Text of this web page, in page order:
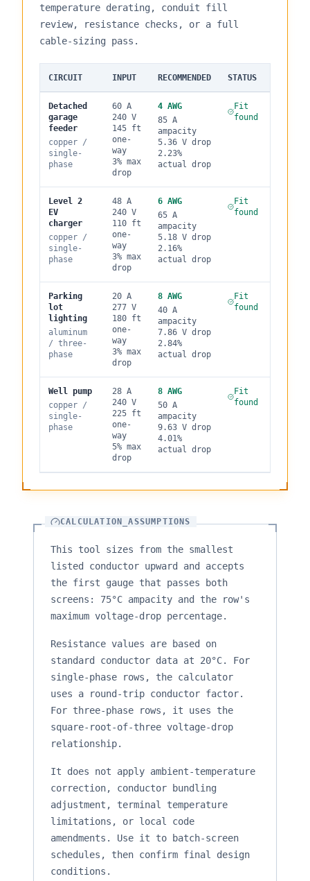
temperature derating, conduit fill
review, resistance checks, or a full
cable-sizing pass.
CIRCUIT INPUT RECOMMENDED STATUS
Detached
garage
feeder
copper /
single-
phase
60 A
240 V
145 ft
one-
way
3% max
drop
4 AWG
85 A
ampacity
5.36 V drop
2.23%
actual drop
Fit
found
Level 2
EV
charger
copper /
single-
phase
48 A
240 V
110 ft
one-
way
3% max
drop
6 AWG
65 A
ampacity
5.18 V drop
2.16%
actual drop
Fit
found
Parking
lot
lighting
aluminum
/ three-
phase
20 A
277 V
180 ft
one-
way
3% max
drop
8 AWG
40 A
ampacity
7.86 V drop
2.84%
actual drop
Fit
found
Well pump
copper /
single-
phase
28 A
240 V
225 ft
one-
way
5% max
drop
8 AWG
50 A
ampacity
9.63 V drop
4.01%
actual drop
Fit
found
CALCULATION_ASSUMPTIONS
This tool sizes from the smallest
listed conductor upward and accepts
the first gauge that passes both
screens: 75°C ampacity and the row's
maximum voltage-drop percentage.
Resistance values are based on
standard conductor data at 20°C. For
single-phase rows, the calculator
uses a round-trip conductor factor.
For three-phase rows, it uses the
square-root-of-three voltage-drop
relationship.
It does not apply ambient-temperature
correction, conductor bundling
adjustment, terminal temperature
limitations, or local code
amendments. Use it to batch-screen
schedules, then confirm final design
conditions.